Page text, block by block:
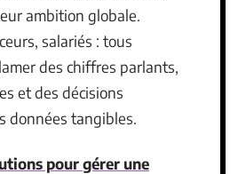
ambition globale.
salariés : tous
des chiffres parlants,
et des décisions
données tangibles.
pour gérer une